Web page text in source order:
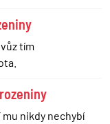
tím
nikdy nechybí